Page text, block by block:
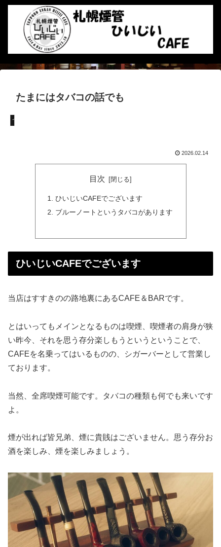
たまにはタバコの話でも
つぶやき
2026.02.14
目次
ひいじいCAFEでございます
ブルーノートというタバコがあります
ひいじいCAFEでございます
当店はすすきのの路地裏にあるCAFE＆BARです。
とはいってもメインとなるものは喫煙、喫煙者の肩身が狭
い昨今、それを思う存分楽しもうというということで、
CAFEを名乗ってはいるものの、シガーバーとして営業し
ております。
当然、全席喫煙可能です。タバコの種類も何でも来いです
よ。
煙が出れば皆兄弟、煙に貴賎はございません。思う存分お
酒を楽しみ、煙を楽しみましょう。